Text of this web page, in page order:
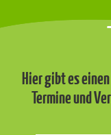
Hier gibt es
Termine und